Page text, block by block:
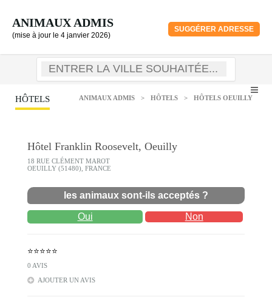
ANIMAUX ADMIS
(mise à jour le 4 janvier 2026)
SUGGÉRER ADRESSE
HÔTELS ANIMAUX ADMIS > HÔTELS > HÔTELS OEUILLY
Hôtel Franklin Roosevelt, Oeuilly
18 RUE CLÉMENT MAROT
OEUILLY (51480), FRANCE
les animaux sont-ils acceptés ?
Oui Non
⭐⭐⭐⭐⭐
0 AVIS
AJOUTER UN AVIS